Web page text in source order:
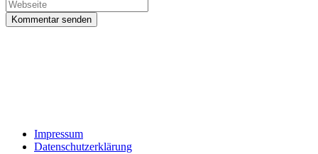
Kommentar senden
Impressum
Datenschutzerklärung